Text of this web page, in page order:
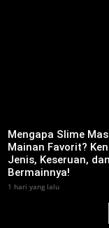
Mengapa Slime
Mainan Favorit?
Jenis, Keseruan,
Bermainnya!
1 hari yang lalu